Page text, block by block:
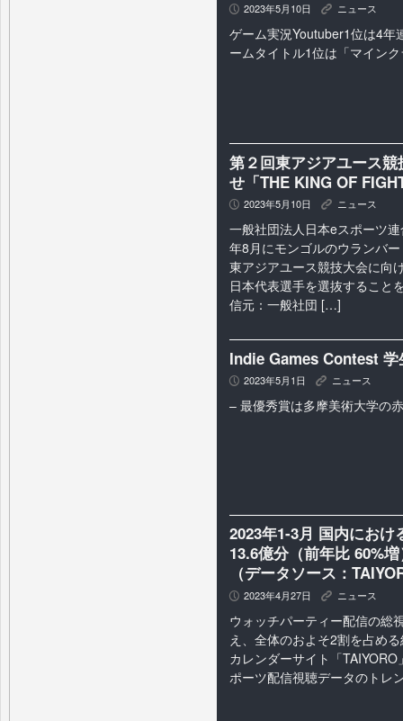
P 2023年5月10日 K ニュース
ゲーム実況Youtuber1位は4年
ームタイトル1位は「マイン
第２回東アジアユース
せ「THE KING OF
P 2023年5月10日 K ニュース
一般社団法人日本eスポーツ
年8月にモンゴルのウランバ
東アジアユース競技大会に向
日本代表選手を選抜すること
信元：一般社団 […]
Indie Games Contest
P 2023年5月1日 K ニュース
– 最優秀賞は多摩美術大学の
2023年1-3月 国内にお
13.6億分（前年比 60%
（データソース：
P 2023年4月27日 K ニュース
ウォッチパーティー配信の総
え、全体のおよそ2割を占め
カレンダーサイト「
ポーツ配信視聴データのトレ